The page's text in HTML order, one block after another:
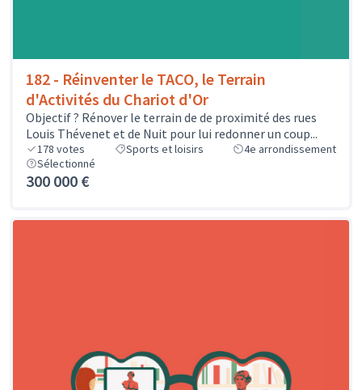
182 - Réinventer le TACO, le Terrain
d'Activités du Chariot d'Or
Objectif ? Rénover le terrain de de proximité des rues
Louis Thévenet et de Nuit pour lui redonner un coup...
178 votes Sports et loisirs
4e arrondissement
Sélectionné
300 000 €